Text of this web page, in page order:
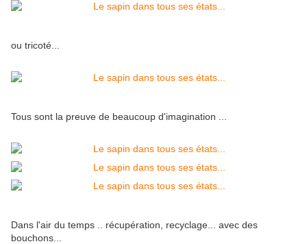
ou tricoté...
Tous sont la preuve de beaucoup d'imagination ...
Dans l'air du temps .. récupération, recyclage... avec des
bouchons...